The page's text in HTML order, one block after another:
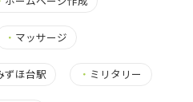
・ マッサージ
ずほ台駅 ・ ミリタリー